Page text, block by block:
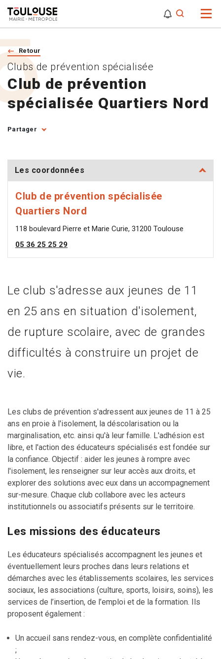
Retour
Club de prévention
spécialisée Quartiers Nord
Clubs de prévention spécialisée
Partager
Les coordonnées
Club de prévention spécialisée
Quartiers Nord
118 boulevard Pierre et Marie Curie, 31200 Toulouse
05 36 25 25 29
Le club s'adresse aux jeunes de 11
en 25 ans en situation d'isolement,
de rupture scolaire, avec de grandes
difficultés à construire un projet de
vie.
Les clubs de prévention s'adressent aux jeunes de 11 à 25
ans en proie à l'isolement, la déscolarisation ou la
marginalisation, etc. ainsi qu'à leur famille. L'adhésion est
libre, et l'action des éducateurs spécialisés est fondée sur
la confiance. Objectif : aider les jeunes à rompre avec
l'isolement, les renseigner sur leur accès aux droits, et
explorer des solutions avec eux dans un accompagnement
sur-mesure. Chaque club collabore avec les acteurs
institutionnels ou associatifs présents sur le territoire.
Les missions des éducateurs
Les éducateurs spécialisés accompagnent les jeunes et
éventuellement leurs proches dans leurs relations et
démarches avec les établissements scolaires, les services
sociaux, les associations (culture, sports, loisirs, soins), les
services de l’insertion, de l’emploi et de la formation. Ils
proposent également :
Un accueil sans rendez-vous, en complète confidentialité
;